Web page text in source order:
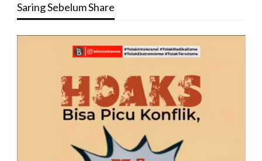
Saring Sebelum Share